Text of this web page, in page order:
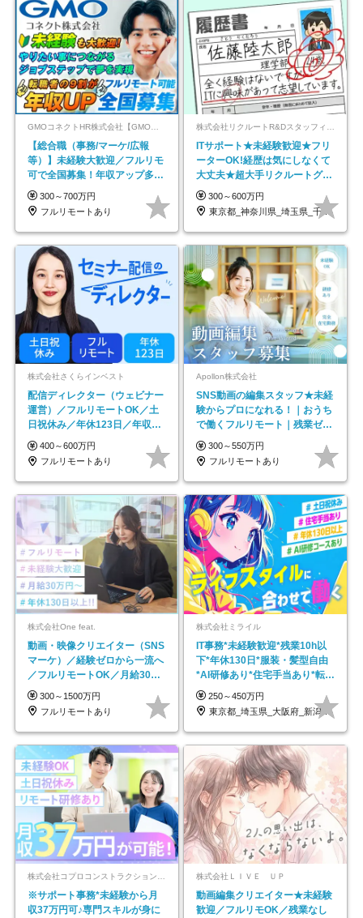
GMOコネクトHR株式会社【GMOインターネットグループ】
【総合職（事務/マーケ/広報
等）】未経験大歓迎／フルリモ
可で全国募集！年収アップ多数
★年休最大130日★
300～700万円
フルリモートあり
ITサポート★未経験歓迎★フリ
ーターOK!経歴は気にしなくて
大丈夫★超大手リクルートグル
ープの正社員/sg
300～600万円
東京都_神奈川県_埼玉県_千葉県_大阪府…
株式会社さくらインベスト
配信ディレクター（ウェビナー
運営）／フルリモートOK／土
日祝休み／年休123日／年収
600万円可
400～600万円
フルリモートあり
Apollon株式会社
SNS動画の編集スタッフ★未経
験からプロになれる！｜おうち
で働くフルリモート｜残業ゼロ
で18時退勤◎
300～550万円
フルリモートあり
株式会社One feat.
動画・映像クリエイター（SNS
マーケ）／経験ゼロから一流へ
／フルリモートOK／月給30万
円～／年休130日以上
300～1500万円
フルリモートあり
株式会社ミライル
IT事務*未経験歓迎*残業10h以
下*年休130日*服装・髪型自由
*AI研修あり*住宅手当あり*転勤
なし
250～450万円
東京都_埼玉県_大阪府_新潟県_福岡県
※サポート事務*未経験から月
収37万円可♪専門スキルが身に
株式会社ＬＩＶＥ ＵＰ
動画編集クリエイター★未経験
歓迎／フルリモOK／残業なし